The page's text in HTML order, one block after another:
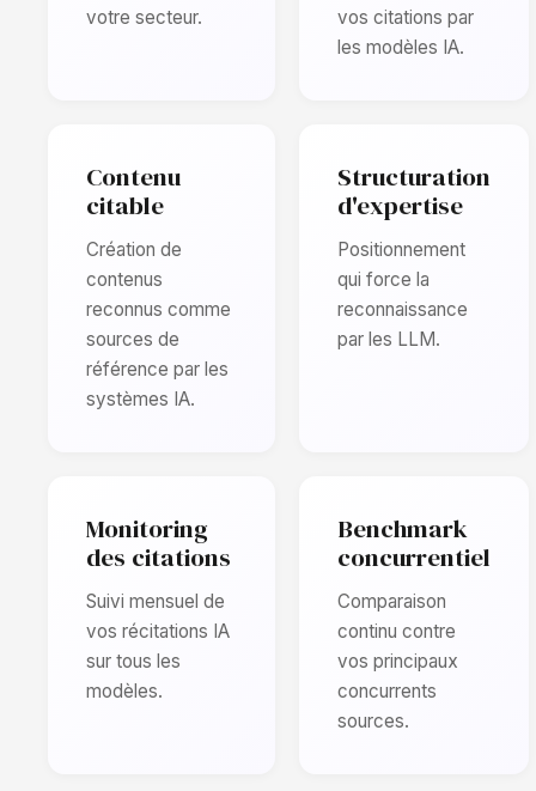
votre secteur.
vos citations par
les modèles IA.
Contenu
citable
Création de
contenus
reconnus comme
sources de
référence par les
systèmes IA.
Structuration
d'expertise
Positionnement
qui force la
reconnaissance
par les LLM.
Monitoring
des citations
Suivi mensuel de
vos récitations IA
sur tous les
modèles.
Benchmark
concurrentiel
Comparaison
continu contre
vos principaux
concurrents
sources.